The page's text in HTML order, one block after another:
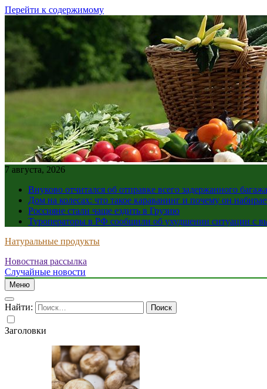
Перейти к содержимому
7 августа, 2026
Внуково отчитался об отправке всего задержанного
Дом на колесах: что такое караванинг и почему он
Россияне стали чаще ездить в Грузию
Туроператоры в РФ сообщили об ухудшении ситуации с
Натуральные продукты
Новостная рассылка
Случайные новости
Меню
Найти:
Заголовки